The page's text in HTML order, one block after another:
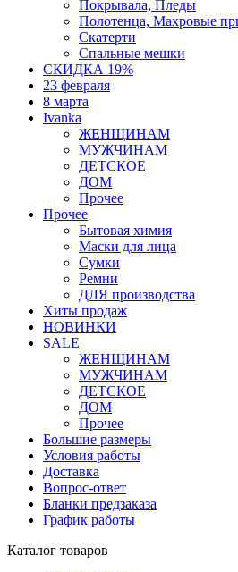
Покрывала, Пледы
Полотенца, Махровые
Скатерти
Спальные мешки
СКИДКА 19%
23 февраля
8 марта
Ivanka
ЖЕНЩИНАМ
МУЖЧИНАМ
ДЕТСКОЕ
ДОМ
Прочее
Прочее
Бытовая химия
Маски для лица
Сумки
Ремни
ДЛЯ производства
Хиты продаж
НОВИНКИ
SALE
ЖЕНЩИНАМ
МУЖЧИНАМ
ДЕТСКОЕ
ДОМ
Прочее
Большие размеры
Условия работы
Доставка
Вопрос-ответ
Бланки предзаказа
График работы
Каталог товаров